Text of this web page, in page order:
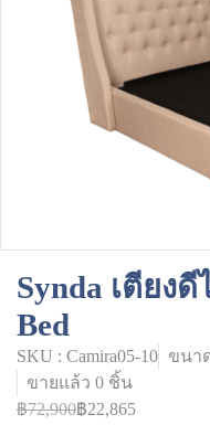
Synda เตียง
Bed
SKU : Camira05-10 ขนา
ขายแล้ว 0 ชิ้น
฿72,900฿22,865